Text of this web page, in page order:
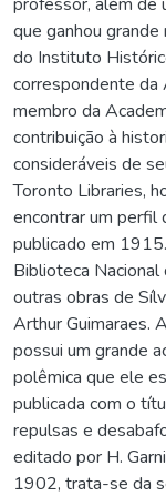
que ganhou
do Instituto
correspondente da
membro da
contribuição à
consideráveis de
Toronto Libraries,
encontrar um perfil
publicado em
Biblioteca
outras obras de
Arthur Guimaraes.
possui um grande
polêmica que ele
publicada com o
repulsas e
editado por H.
1902, trata-se da